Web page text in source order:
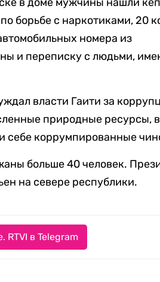
борьбе с наркотиками, 20
номера из
и переписку с людьми,
власти Гаити за
природные ресурсы,
себе коррумпированные
больше 40 человек.
на севере республики.
RTVI в Telegram